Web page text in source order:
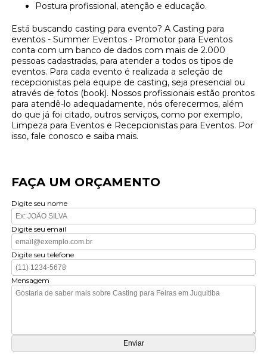
Postura profissional, atenção e educação.
Está buscando casting para evento? A Casting para
eventos - Summer Eventos - Promotor para Eventos
conta com um banco de dados com mais de 2.000
pessoas cadastradas, para atender a todos os tipos de
eventos. Para cada evento é realizada a seleção de
recepcionistas pela equipe de casting, seja presencial ou
através de fotos (book). Nossos profissionais estão prontos
para atendê-lo adequadamente, nós oferecermos, além
do que já foi citado, outros serviços, como por exemplo,
Limpeza para Eventos e Recepcionistas para Eventos. Por
isso, fale conosco e saiba mais.
FAÇA UM ORÇAMENTO
Digite seu nome
Digite seu email
Digite seu telefone
Mensagem